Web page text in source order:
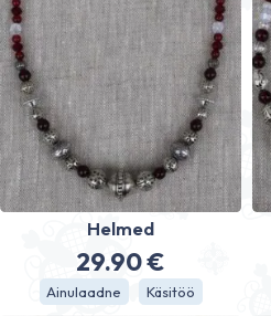
Helmed
29.90€
Ainulaadne Käsitöö